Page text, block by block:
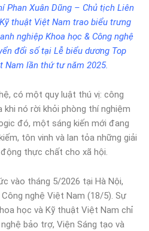
Phan Xuân Dũng – Chủ tịch Liên
thuật Việt Nam trao biểu trưng
nghiệp Khoa học & Công nghệ
đổi số tại Lễ biểu dương Top
Nam lần thứ tư năm 2025.
có một quy luật thú vị: công
nó rời khỏi phòng thí nghiệm
đó, một sáng kiến mới đang
tôn vinh và lan tỏa những giải
thực chất cho xã hội.
vào tháng 5/2026 tại Hà Nội,
nghệ Việt Nam (18/5). Sự
học và Kỹ thuật Việt Nam chỉ
bảo trợ, Viện Sáng tạo và